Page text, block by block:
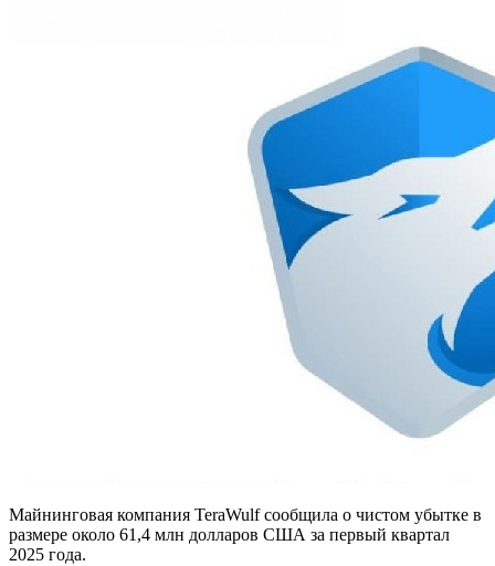
Майнинговая компания TeraWulf сообщила о чистом убытке в
размере около 61,4 млн долларов США за первый квартал
2025 года.